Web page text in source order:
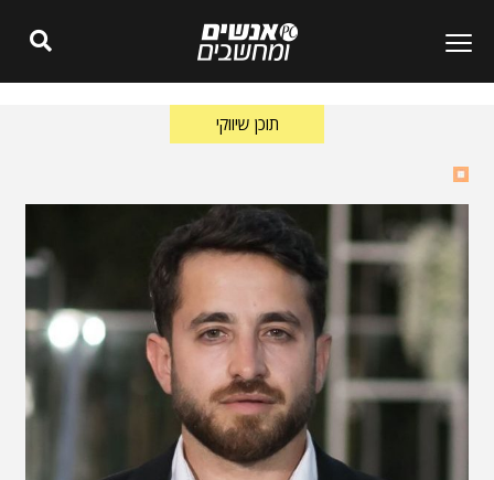
תוכן שיווקי